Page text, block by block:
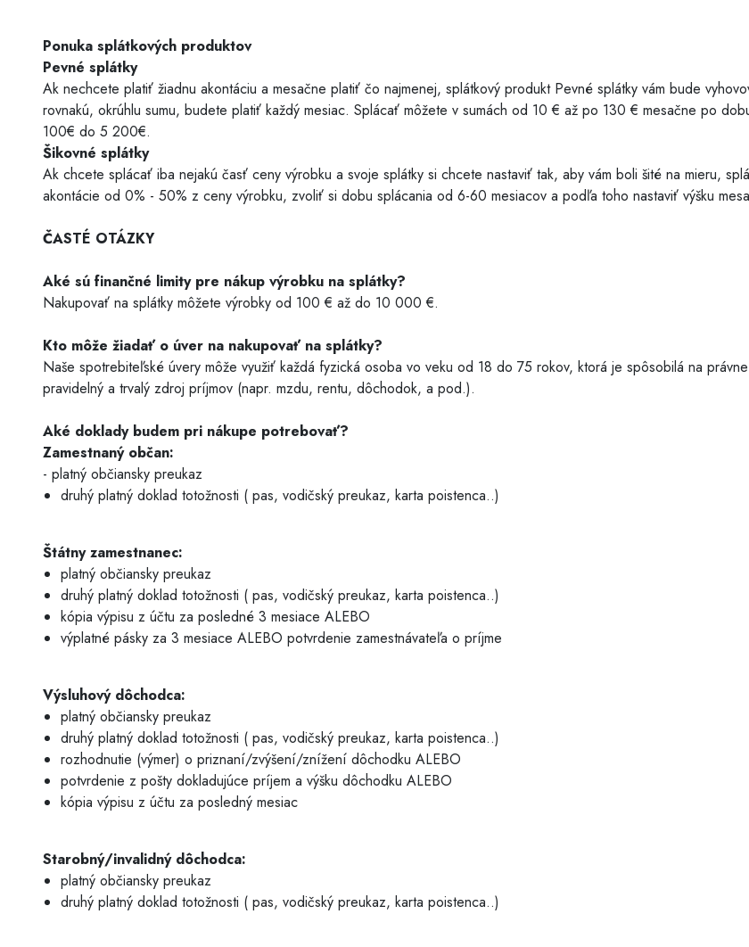
Ponuka splátkových produktov
Pevné splátky
Ak nechcete platiť žiadnu akontáciu a mesačne platiť čo najmenej, splátkový produkt Pevné splátky vám bude
rovnakú, okrúhlu sumu, budete platiť každý mesiac. Splácať môžete v sumách od 10 € až po 130 € mesačne po
100€ do 5 200€.
Šikovné splátky
Ak chcete splácať iba nejakú časť ceny výrobku a svoje splátky si chcete nastaviť tak, aby vám boli šité na mieru,
akontácie od 0% - 50% z ceny výrobku, zvoliť si dobu splácania od 6-60 mesiacov a podľa toho nastaviť výšku
ČASTÉ OTÁZKY
Aké sú finančné limity pre nákup výrobku na splátky?
Nakupovať na splátky môžete výrobky od 100 € až do 10 000 €.
Kto môže žiadať o úver na nakupovať na splátky?
Naše spotrebiteľské úvery môže využiť každá fyzická osoba vo veku od 18 do 75 rokov, ktorá je spôsobilá na
pravidelný a trvalý zdroj príjmov (napr. mzdu, rentu, dôchodok, a pod.).
Aké doklady budem pri nákupe potrebovať?
Zamestnaný občan:
- platný občiansky preukaz
druhý platný doklad totožnosti ( pas, vodičský preukaz, karta poistenca..)
Štátny zamestnanec:
platný občiansky preukaz
druhý platný doklad totožnosti ( pas, vodičský preukaz, karta poistenca..)
kópia výpisu z účtu za posledné 3 mesiace ALEBO
výplatné pásky za 3 mesiace ALEBO potvrdenie zamestnávateľa o príjme
Výsluhový dôchodca:
platný občiansky preukaz
druhý platný doklad totožnosti ( pas, vodičský preukaz, karta poistenca..)
rozhodnutie (výmer) o priznaní/zvýšení/znížení dôchodku ALEBO
potvrdenie z pošty dokladujúce príjem a výšku dôchodku ALEBO
kópia výpisu z účtu za posledný mesiac
Starobný/invalidný dôchodca:
platný občiansky preukaz
druhý platný doklad totožnosti ( pas, vodičský preukaz, karta poistenca..)